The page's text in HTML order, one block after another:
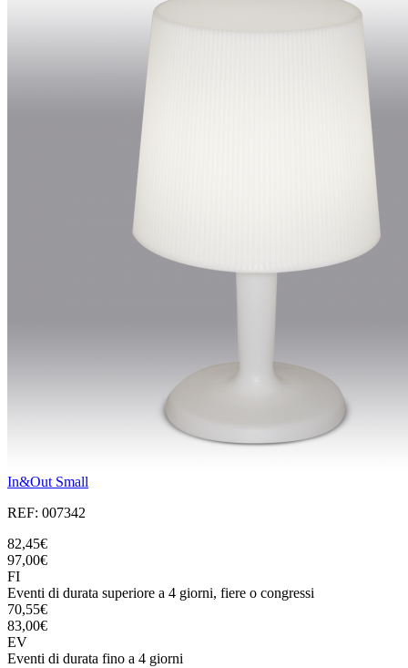
In&Out Small
REF: 007342
82,45€
97,00€
FI
Eventi di durata superiore a 4 giorni, fiere o congressi
70,55€
83,00€
EV
Eventi di durata fino a 4 giorni